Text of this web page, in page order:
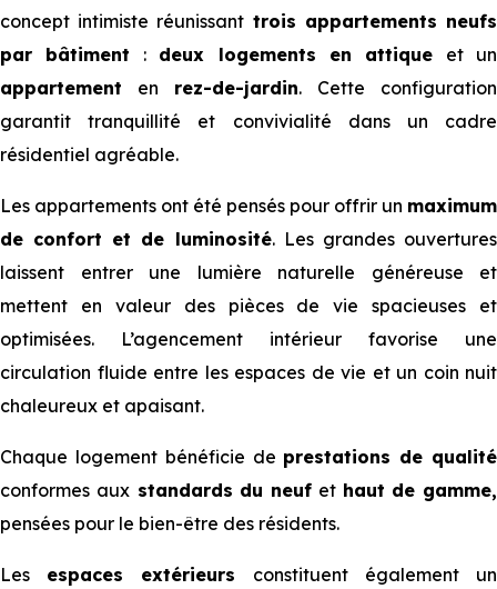
concept intimiste réunissant trois appartements neufs
par bâtiment : deux logements en attique et un
appartement en rez-de-jardin. Cette configuration
garantit tranquillité et convivialité dans un cadre
résidentiel agréable.
Les appartements ont été pensés pour offrir un maximum
de confort et de luminosité. Les grandes ouvertures
laissent entrer une lumière naturelle généreuse et
mettent en valeur des pièces de vie spacieuses et
optimisées. L’agencement intérieur favorise une
circulation fluide entre les espaces de vie et un coin nuit
chaleureux et apaisant.
Chaque logement bénéficie de prestations de qualité
conformes auxstandards du neuf et haut de gamme,
pensées pour le bien-être des résidents.
Les espaces extérieurs constituent également un